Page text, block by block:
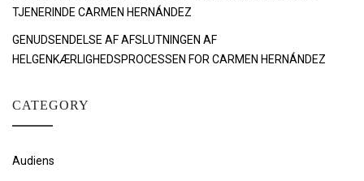
TJENERINDE CARMEN HERNÁNDEZ
GENUDSENDELSE AF AFSLUTNINGEN AF
HELGENKÆRLIGHEDSPROCESSEN FOR CARMEN HERNÁNDEZ
CATEGORY
Audiens